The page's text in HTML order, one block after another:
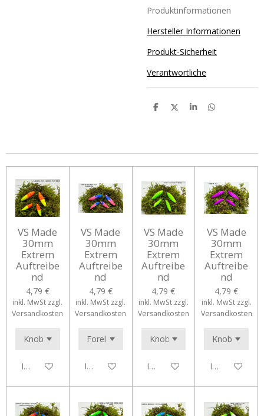
Produktinformationen
Hersteller Informationen
Produkt-Sicherheit
Verantwortliche
T
n
T
n
T
n
T
n
VS Made
30mm
Extrem
Auftreibe
nd
4,79 €
inkl. MwSt zzgl.
Versandkosten
In den Warenkorb
VS Made
30mm
Extrem
Auftreibe
nd
4,79 €
inkl. MwSt zzgl.
Versandkosten
In den Warenkorb
VS Made
30mm
Extrem
Auftreibe
nd
4,79 €
inkl. MwSt zzgl.
Versandkosten
In den Warenkorb
VS Made
30mm
Extrem
Auftreibe
nd
4,79 €
inkl. MwSt zzgl.
Versandkosten
In den